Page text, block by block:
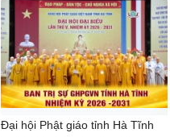
Đại hội Phật giáo tỉnh Hà Tĩnh